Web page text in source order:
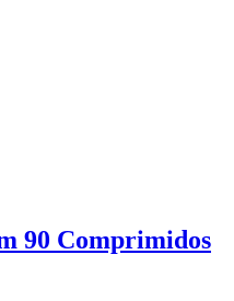
90 Comprimidos